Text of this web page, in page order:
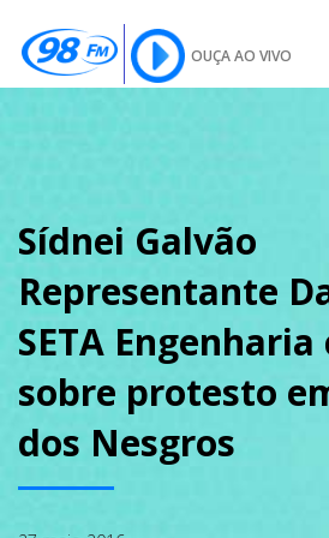
OUÇA AO VIVO
SOBRE
NOTÍCIAS
PODCAST
Sídnei Galvão
Representante
SETA
sobre protesto
dos Nesgros